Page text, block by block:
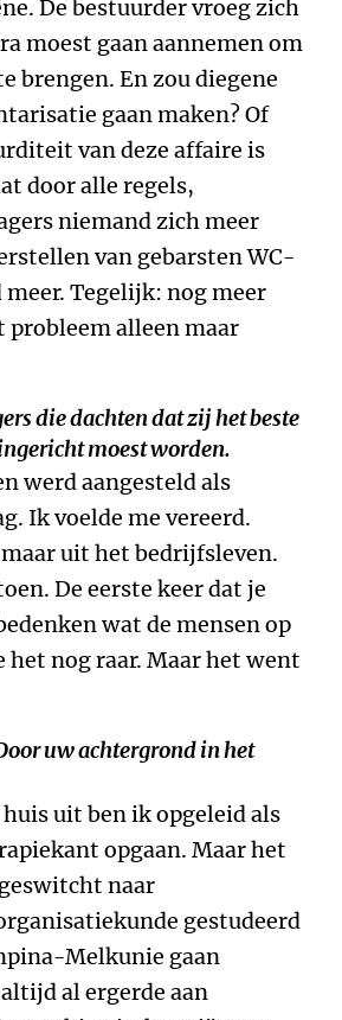
De bestuurder vroeg zich
moest gaan aannemen om
brengen. En zou diegene
gaan maken? Of
van deze affaire is
door alle regels,
niemand zich meer
van gebarsten WC-
Tegelijk: nog meer
probleem alleen maar
die dachten dat zij het beste
moest worden.
werd aangesteld als
Ik voelde me vereerd.
uit het bedrijfsleven.
De eerste keer dat je
wat de mensen op
nog raar. Maar het went
uw achtergrond in het
uit ben ik opgeleid als
opgaan. Maar het
naar
gestudeerd
Melkunie gaan
al ergerde aan